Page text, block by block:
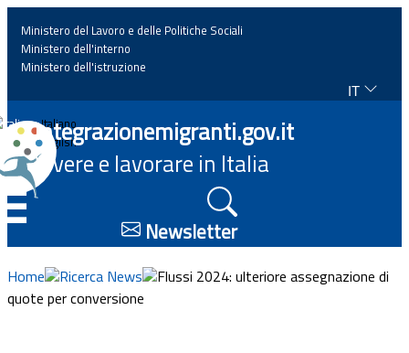
Home
News
Approfondimenti
Eventi
Ministero del Lavoro e delle Politiche Sociali
Ministero dell'interno
Ministero dell'istruzione
IT
Italiano
English
Integrazionemigranti.gov.it
Vivere e lavorare in Italia
Newsletter
Home Ricerca News
Flussi 2024: ulteriore assegnazione di
quote per conversione